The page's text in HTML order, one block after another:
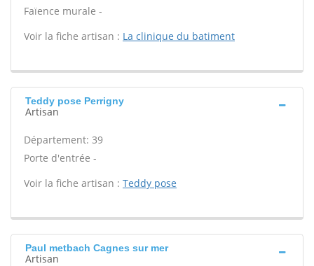
Faïence murale -
Voir la fiche artisan : La clinique du batiment
Teddy pose Perrigny
Artisan
Département: 39
Porte d'entrée -
Voir la fiche artisan : Teddy pose
Paul metbach Cagnes sur mer
Artisan